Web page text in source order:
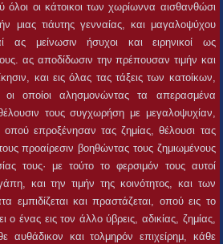
όλοι οι κάτοικοι των χωρίωννα αισθανθώσι
μιας τιάυτης γενναίας, και μαγαλοψύχου
ας μείνωσιν ήσυχοι και ειρηνικοί ως
ας αποδίδωσιν την πρέπουσαν τιμήν και
και εις όλας τας τάξεις των κατοίκων,
οι οποίοι αλησμονώντας τα απερασμένα
τους συγχωρήση με μεγαλοψυχίαν,
επροξένησαν τας ζημίας, θέλουσι τας
προαίρεσιν βοηθώντας τους ζημιωμένους
τους· με τούτο το φερσιμόν τους αυτοί
και την τιμήν της κοινότητος, και των
εμπιδίζεται και πραστάζεται, οπού εις το
ένας εις τον άλλο ύβρεις, αδικίας, ζημίας,
αυθάδικον και τολμηρόν επιχείρημ, κάθε